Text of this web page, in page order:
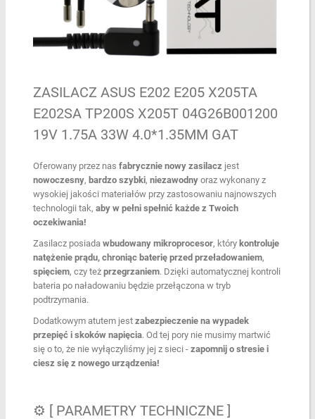
ZASILACZ ASUS E202 E205 X205TA
E202SA TP200S X205T 04G26B001200
19V 1.75A 33W 4.0*1.35MM GAT
Oferowany przez nas fabrycznie nowy zasilaczjest
nowoczesny, bardzo szybki, niezawodnyoraz wykonany z
wysokiej jakości materiałów przy zastosowaniu najnowszych
technologii tak, aby w pełni spełnić każde z Twoich
oczekiwania!
Zasilacz posiada wbudowany mikroprocesor, który kontroluje
natężenie prądu, chroniąc baterię przed przeładowaniem,
spięciem, czy też przegrzaniem. Dzięki automatycznej kontroli
bateria po naładowaniu będzie przełączona w tryb
podtrzymania.
Dodatkowym atutem jest zabezpieczenie na wypadek
przepięć i skoków napięcia. Od tej pory nie musimy martwić
się o to, że nie wyłączyliśmy jej z sieci - zapomnij o stresie i
ciesz się z nowego urządzenia!
⚙ [ PARAMETRY TECHNICZNE ]